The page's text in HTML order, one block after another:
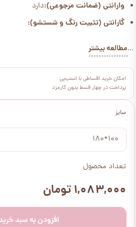
سایز
100*180
تعداد محصول
۱,۰۸۳,۰۰۰ تومان
افزودن به سبد خرید
وارانتی (ضمانت مرجوعی):دارد
گارانتی (تثبیت رنگ و شستشو):
...مطالعه بیشتر
امکان خرید اقساطی با اسنپ‌پی
پرداخت در چهار قسط بدون کارمزد